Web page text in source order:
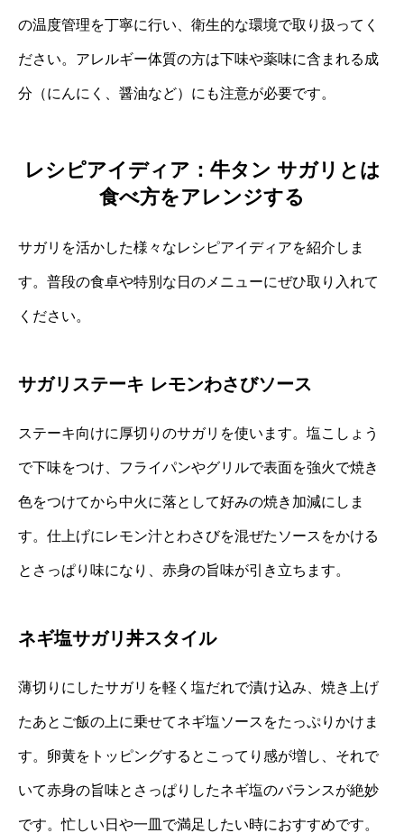
の温度管理を丁寧に行い、衛生的な環境で取り扱ってく
ださい。アレルギー体質の方は下味や薬味に含まれる成
分（にんにく、醤油など）にも注意が必要です。
レシピアイディア：牛タン サガリとは
食べ方をアレンジする
サガリを活かした様々なレシピアイディアを紹介しま
す。普段の食卓や特別な日のメニューにぜひ取り入れて
ください。
サガリステーキ レモンわさびソース
ステーキ向けに厚切りのサガリを使います。塩こしょう
で下味をつけ、フライパンやグリルで表面を強火で焼き
色をつけてから中火に落として好みの焼き加減にしま
す。仕上げにレモン汁とわさびを混ぜたソースをかける
とさっぱり味になり、赤身の旨味が引き立ちます。
ネギ塩サガリ丼スタイル
薄切りにしたサガリを軽く塩だれで漬け込み、焼き上げ
たあとご飯の上に乗せてネギ塩ソースをたっぷりかけま
す。卵黄をトッピングするとこってり感が増し、それで
いて赤身の旨味とさっぱりしたネギ塩のバランスが絶妙
です。忙しい日や一皿で満足したい時におすすめです。